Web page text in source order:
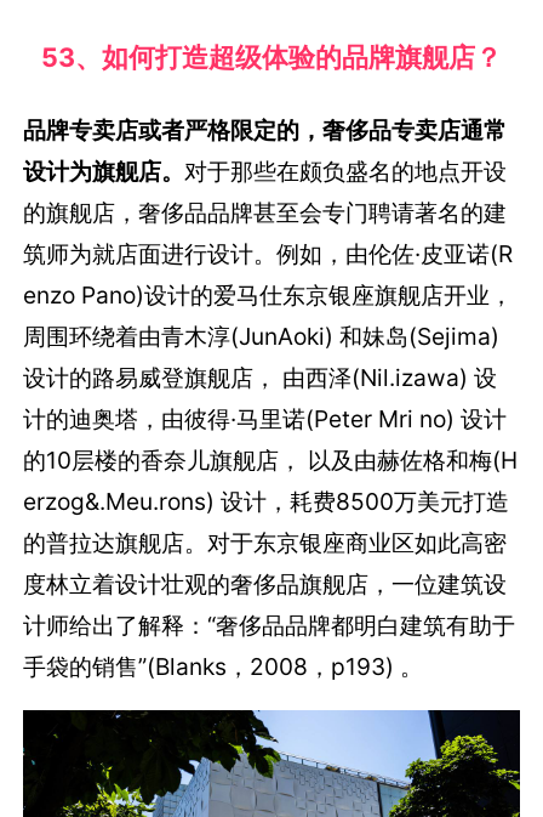
53、如何打造超级体验的品牌旗舰店？
品牌专卖店或者严格限定的，奢侈品专卖店通常
设计为旗舰店。 对于那些在颇负盛名的地点开设
的旗舰店，奢侈品品牌甚至会专门聘请著名的建
筑师为就店面进行设计。例如，由伦佐·皮亚诺(R
enzo Pano)设计的爱马仕东京银座旗舰店开业，
周围环绕着由青木淳(JunAoki) 和妹岛(Sejima)
设计的路易威登旗舰店， 由西泽(Nil.izawa) 设
计的迪奥塔，由彼得·马里诺(Peter Mri no) 设计
的10层楼的香奈儿旗舰店， 以及由赫佐格和梅(H
erzog&.Meu.rons) 设计，耗费8500万美元打造
的普拉达旗舰店。对于东京银座商业区如此高密
度林立着设计壮观的奢侈品旗舰店，一位建筑设
计师给出了解释：“奢侈品品牌都明白建筑有助于
手袋的销售”(Blanks，2008，p193) 。